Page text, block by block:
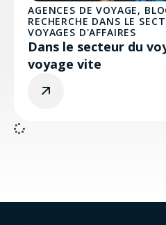
AGENCES DE VOYAGE,
RECHERCHE DANS LE
VOYAGES D'AFFAIRES
Dans le secteur du
voyage vite